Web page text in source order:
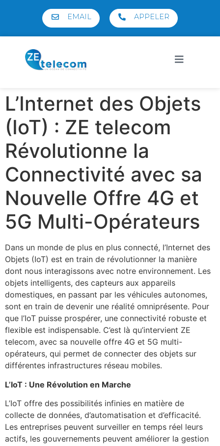
EMAIL APPELER
L’Internet des Objets
(IoT) : ZE telecom
Révolutionne la
Connectivité avec sa
Nouvelle Offre 4G et
5G Multi-Opérateurs
Dans un monde de plus en plus connecté, l’Internet des
Objets (IoT) est en train de révolutionner la manière
dont nous interagissons avec notre environnement. Les
objets intelligents, des capteurs aux appareils
domestiques, en passant par les véhicules autonomes,
sont en train de devenir une réalité omniprésente. Pour
que l’IoT puisse prospérer, une connectivité robuste et
flexible est indispensable. C’est là qu’intervient ZE
telecom, avec sa nouvelle offre 4G et 5G multi-
opérateurs, qui permet de connecter des objets sur
différentes infrastructures réseau mobiles.
L’IoT : Une Révolution en Marche
L’IoT offre des possibilités infinies en matière de
collecte de données, d’automatisation et d’efficacité.
Les entreprises peuvent surveiller en temps réel leurs
actifs, les gouvernements peuvent améliorer la gestion